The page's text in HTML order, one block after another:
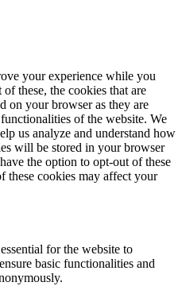
your experience while you
these, the cookies that are
on your browser as they are
of the website. We
us analyze and understand how
will be stored in your browser
the option to opt-out of these
these cookies may affect your
for the website to
basic functionalities and